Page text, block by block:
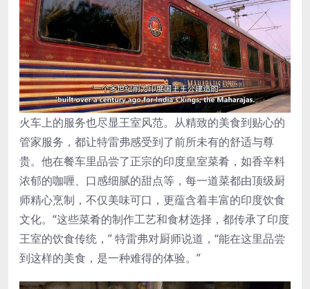
火车上的服务也尽显王室风范。从精致的美食到贴心的
管家服务，都让特雷弗感受到了前所未有的舒适与尊
贵。他在餐车里品尝了正宗的印度皇室菜肴，如香辛料
浓郁的咖喱、口感细腻的甜点等，每一道菜都由顶级厨
师精心烹制，不仅美味可口，更蕴含着丰富的印度饮食
文化。“这些菜肴的制作工艺和食材选择，都传承了印度
王室的饮食传统，” 特雷弗对厨师说道，“能在这里品尝
到这样的美食，是一种难得的体验。”